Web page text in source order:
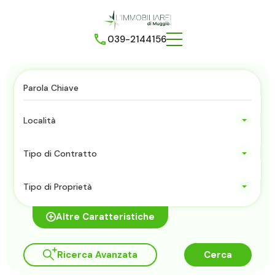
039-2144156
Località
Tipo di Contratto
Tipo di Proprietà
Altre Caratteristiche
Ricerca Avanzata Cerca